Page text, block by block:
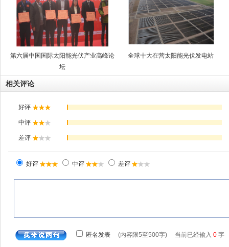
第六届中国国际太阳能光伏产业高峰论
坛
全球十大在营太阳能光伏发电站
相关评论